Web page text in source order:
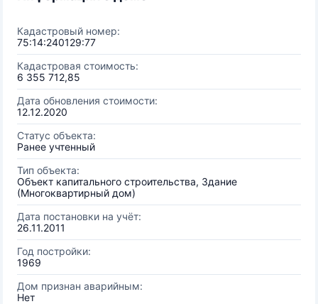
Кадастровый номер:
75:14:240129:77
Кадастровая стоимость:
6 355 712,85
Дата обновления стоимости:
12.12.2020
Статус объекта:
Ранее учтенный
Тип объекта:
Объект капитального строительства, Здание
(Многоквартирный дом)
Дата постановки на учёт:
26.11.2011
Год постройки:
1969
Дом признан аварийным:
Нет